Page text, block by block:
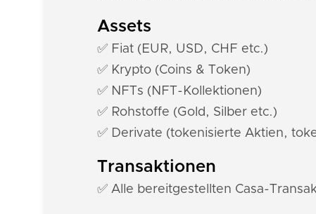
Assets
✅ Fiat (EUR, USD, CHF etc.)
✅ Krypto (Coins & Token)
✅ NFTs (NFT-Kollektionen)
✅ Rohstoffe (Gold, Silber etc.)
✅ Derivate (tokenisierte Aktien,
Transaktionen
✅ Alle bereitgestellten Casa-